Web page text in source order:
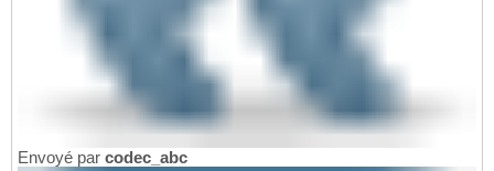
Envoyé par codec_abc